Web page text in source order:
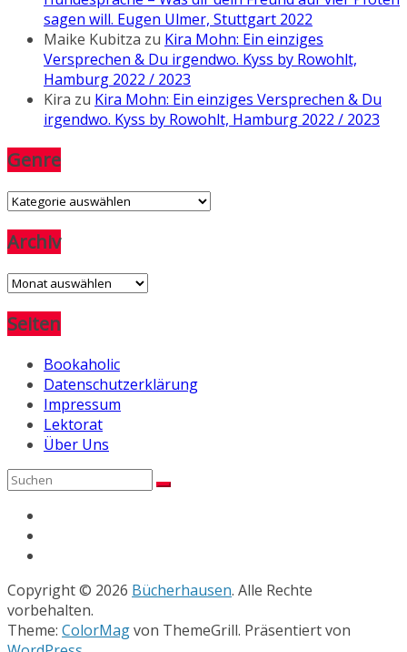
sagen will. Eugen Ulmer, Stuttgart 2022
Maike Kubitza zu Kira Mohn: Ein einziges
Versprechen & Du irgendwo. Kyss by Rowohlt,
Hamburg 2022 / 2023
Kira zu Kira Mohn: Ein einziges Versprechen & Du
irgendwo. Kyss by Rowohlt, Hamburg 2022 / 2023
Genre
Genre
Archiv
Archiv
Seiten
Bookaholic
Datenschutzerklärung
Impressum
Lektorat
Über Uns
Copyright © 2026 Bücherhausen. Alle Rechte
vorbehalten.
Theme: ColorMagvon ThemeGrill. Präsentiert von